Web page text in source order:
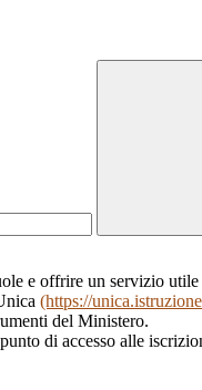
e offrire un servizio
(https://
del Ministero.
di accesso alle